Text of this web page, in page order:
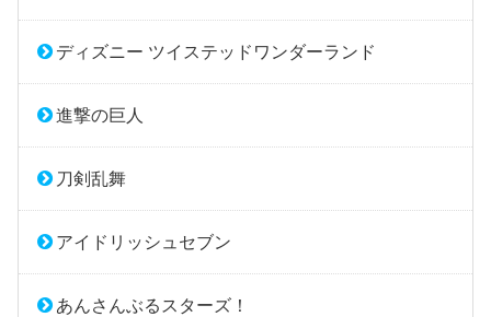
ディズニー ツイステッドワンダーランド
進撃の巨人
刀剣乱舞
アイドリッシュセブン
あんさんぶるスターズ！